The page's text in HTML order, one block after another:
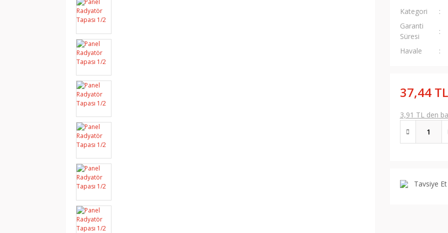
Kategori
Garanti
Süresi
Havale
37,44 TL
3,91 TL den
Tavsiye Et